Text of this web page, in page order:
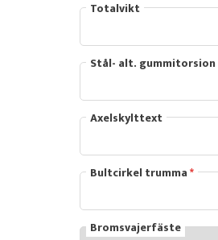
Totalvikt
Stål- alt. gummitorsion
Axelskylttext
Bultcirkel trumma
Bromsvajerfäste